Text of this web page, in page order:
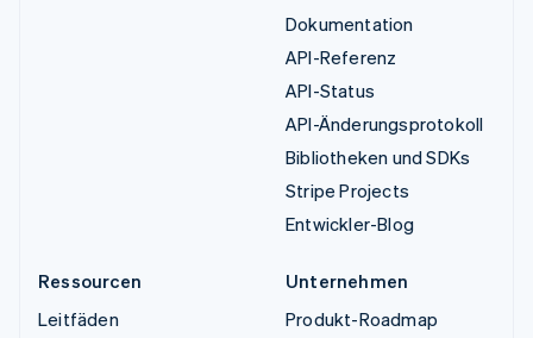
Dokumentation
API-Referenz
API-Status
API-Änderungsprotokoll
Bibliotheken und SDKs
Stripe Projects
Entwickler-Blog
Ressourcen
Leitfäden
Unternehmen
Produkt-Roadmap